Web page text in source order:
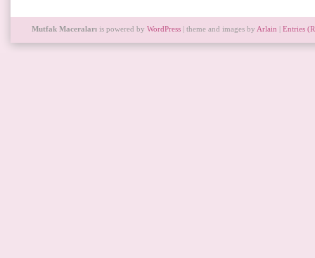
Mutfak Maceraları is powered by WordPress | theme and images by Arlain | Entries